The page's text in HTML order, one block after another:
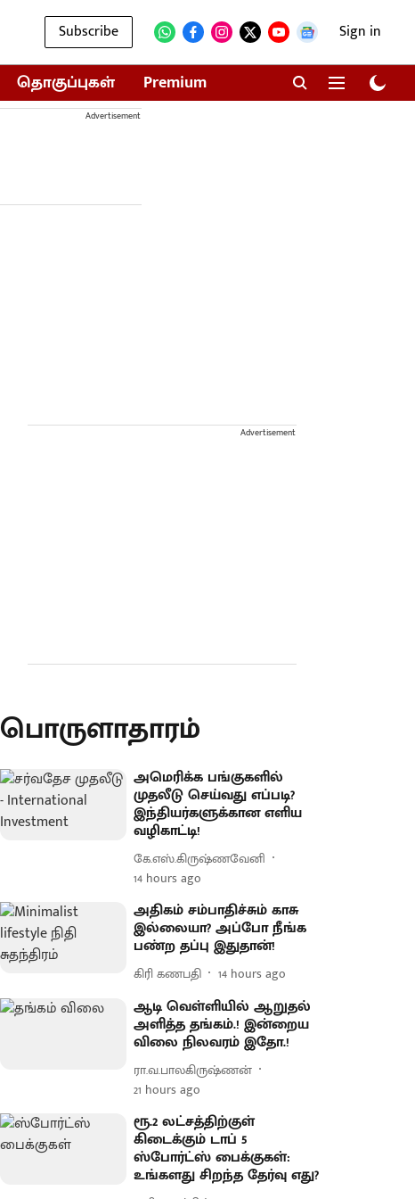
Subscribe Sign in
தொகுப்புகள் Premium
Advertisement
Advertisement
பொருளாதாரம்
அமெரிக்க பங்குகளில்
முதலீடு செய்வது எப்படி?
இந்தியர்களுக்கான எளிய
வழிகாட்டி!
கே.எஸ்.கிருஷ்ணவேனி
14 hours ago
அதிகம் சம்பாதிச்சும் காசு
இல்லையா? அப்போ நீங்க
பண்ற தப்பு இதுதான்!
கிரி கணபதி 14 hours ago
ஆடி வெள்ளியில் ஆறுதல்
அளித்த தங்கம்.! இன்றைய
விலை நிலவரம் இதோ.!
ரா.வ.பாலகிருஷ்ணன்
21 hours ago
ரூ.2 லட்சத்திற்குள்
கிடைக்கும் டாப் 5
ஸ்போர்ட்ஸ் பைக்குகள்:
உங்களது சிறந்த தேர்வு எது?